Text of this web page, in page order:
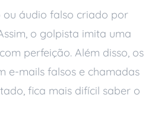
ou áudio falso criado por
o golpista imita uma
perfeição. Além disso, os
e-mails falsos e chamadas
fica mais difícil saber o